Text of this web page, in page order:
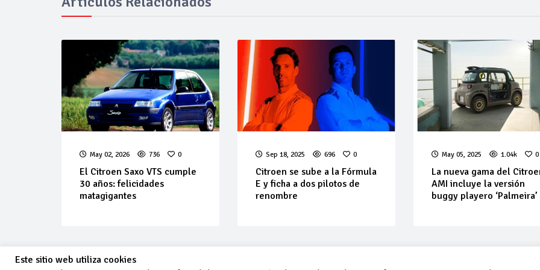
May 02, 2026 736 0
El Citroen Saxo VTS cumple
30 años: felicidades
matagigantes
Sep 18, 2025 696 0
Citroen se sube a la Fórmula
E y ficha a dos pilotos de
renombre
May 05, 2025 1.04k 0
La nueva gama del
AMI incluye la versión
buggy playero ‘Palmeira’
Este sitio web utiliza cookies